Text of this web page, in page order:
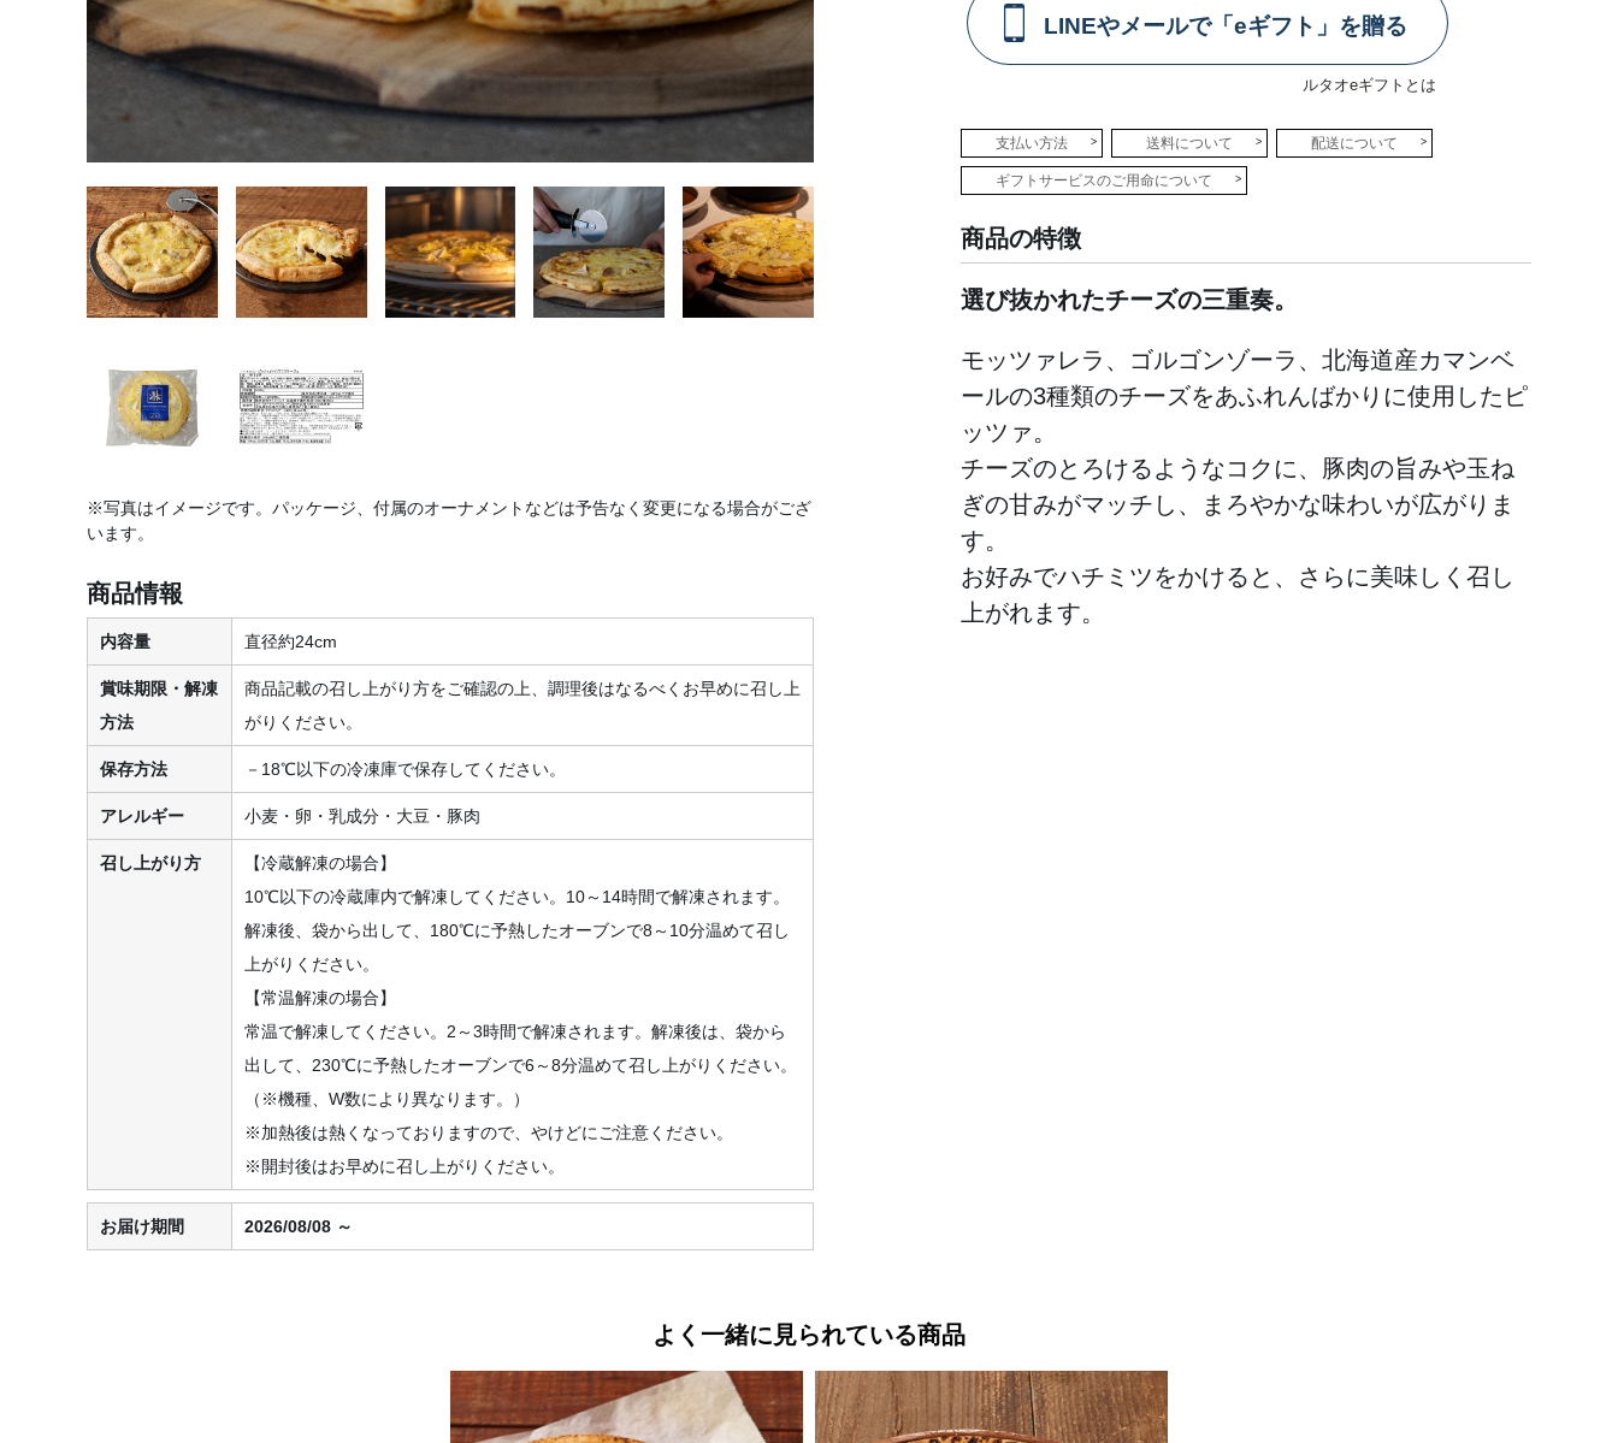
LINEやメールで「eギフト」を贈る
ルタオeギフトとは
支払い方法 送料について 配送について
ギフトサービスのご用命について
商品の特徴
選び抜かれたチーズの三重奏。
モッツァレラ、ゴルゴンゾーラ、北海道産カマンベ
ールの3種類のチーズをあふれんばかりに使用したピ
ッツァ。
チーズのとろけるようなコクに、豚肉の旨みや玉ね
ぎの甘みがマッチし、まろやかな味わいが広がりま
す。
お好みでハチミツをかけると、さらに美味しく召し
上がれます。
※写真はイメージです。パッケージ、付属のオーナメントなどは予告なく変更になる場合がござ
います。
商品情報
内容量 直径約24cm
賞味期限・解凍
方法
商品記載の召し上がり方をご確認の上、調理後はなるべくお早めに召し上
がりください。
保存方法 －18℃以下の冷凍庫で保存してください。
アレルギー 小麦・卵・乳成分・大豆・豚肉
召し上がり方
【冷蔵解凍の場合】
10℃以下の冷蔵庫内で解凍してください。10～14時間で解凍されます。
解凍後、袋から出して、180℃に予熱したオーブンで8～10分温めて召し
上がりください。
【常温解凍の場合】
常温で解凍してください。2～3時間で解凍されます。解凍後は、袋から
出して、230℃に予熱したオーブンで6～8分温めて召し上がりください。
（※機種、W数により異なります。）
※加熱後は熱くなっておりますので、やけどにご注意ください。
※開封後はお早めに召し上がりください。
お届け期間 2026/08/08 ～
よく一緒に見られている商品